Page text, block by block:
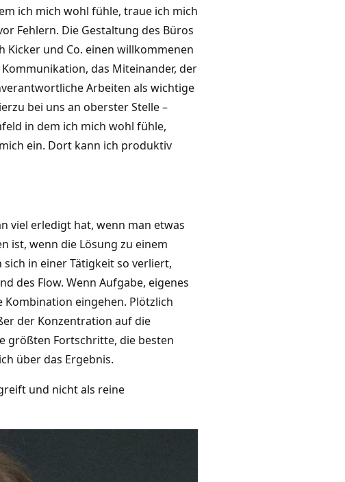
ich mich wohl fühle, traue ich mich
Fehlern. Die Gestaltung des Büros
und Co. einen willkommenen
das Miteinander, der
Arbeiten als wichtige
bei uns an oberster Stelle –
in dem ich mich wohl fühle,
ein. Dort kann ich produktiv
viel erledigt hat, wenn man etwas
ist, wenn die Lösung zu einem
in einer Tätigkeit so verliert,
des Flow. Wenn Aufgabe, eigenes
eingehen. Plötzlich
der Konzentration auf die
größten Fortschritte, die besten
über das Ergebnis.
und nicht als reine